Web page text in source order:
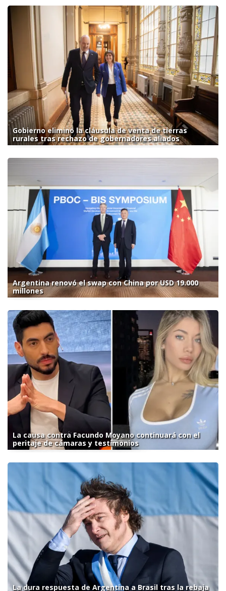
Gobierno eliminó la cláusula de venta de tierras
rurales tras rechazo de gobernadores aliados
Argentina renovó el swap con China por USD 19.000
millones
La causa contra Facundo Moyano continuará con el
peritaje de cámaras y testimonios
La dura respuesta de Argentina a Brasil tras la rebaja